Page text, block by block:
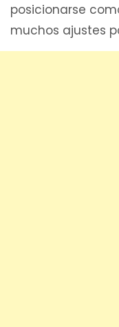
posicionarse
muchos ajustes